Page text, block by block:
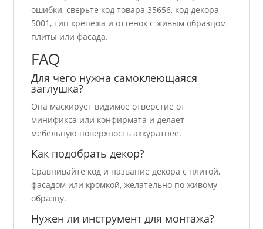
ошибки, сверьте код товара 35656, код декора
5001, тип крепежа и оттенок с живым образцом
плиты или фасада.
FAQ
Для чего нужна самоклеющаяся
заглушка?
Она маскирует видимое отверстие от
минификса или конфирмата и делает
мебельную поверхность аккуратнее.
Как подобрать декор?
Сравнивайте код и название декора с плитой,
фасадом или кромкой, желательно по живому
образцу.
Нужен ли инструмент для монтажа?